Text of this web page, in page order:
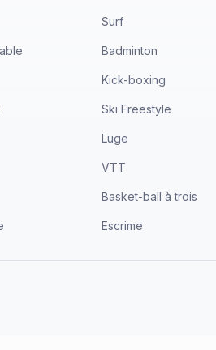
Surf
Badminton
Kick-boxing
Ski Freestyle
Luge
VTT
Basket-ball à trois
Escrime